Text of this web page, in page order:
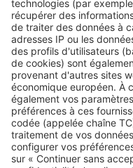
Retrouvez-nous sur …
A propos
Qui sommes-nous ?